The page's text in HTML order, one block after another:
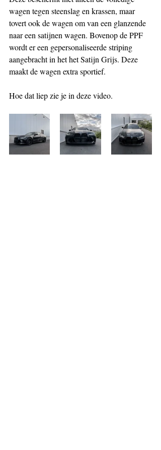
wagen tegen steenslag en krassen, maar
tovert ook de wagen om van een glanzende
naar een satijnen wagen. Bovenop de PPF
wordt er een gepersonaliseerde striping
aangebracht in het het Satijn Grijs. Deze
maakt de wagen extra sportief.
Hoe dat liep zie je in deze video.